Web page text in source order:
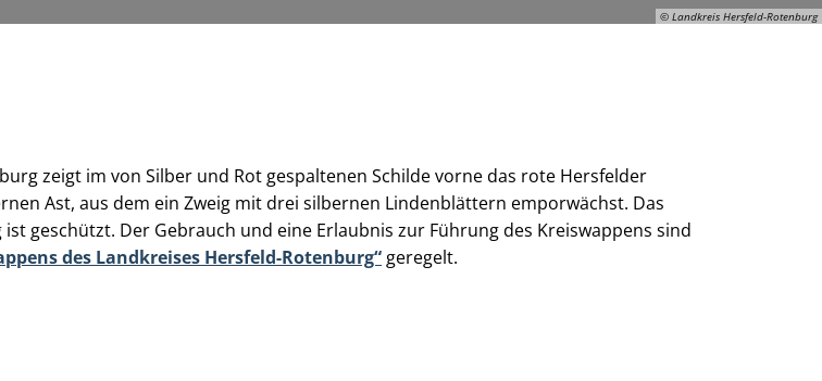
© Landkreis Hersfeld-Rotenburg
zeigt im von Silber und Rot gespaltenen Schilde vorne das rote Hersfelder
Ast, aus dem ein Zweig mit drei silbernen Lindenblättern emporwächst. Das
geschützt. Der Gebrauch und eine Erlaubnis zur Führung des Kreiswappens sind
des Landkreises Hersfeld-Rotenburg“ geregelt.